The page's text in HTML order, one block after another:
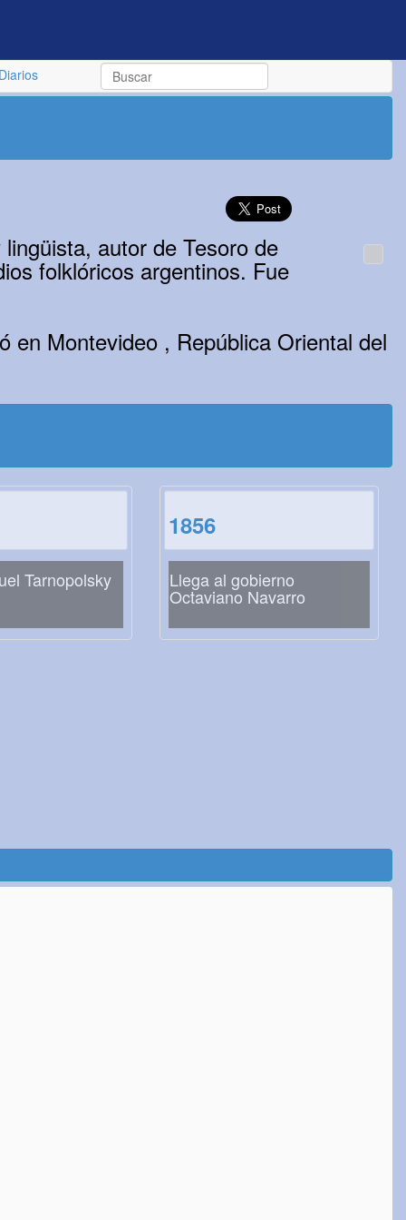
Diarios
autor de Tesoro de
folklóricos argentinos. Fue
en Montevideo , República Oriental del
Tarnopolsky
1856
Llega al gobierno
Octaviano Navarro